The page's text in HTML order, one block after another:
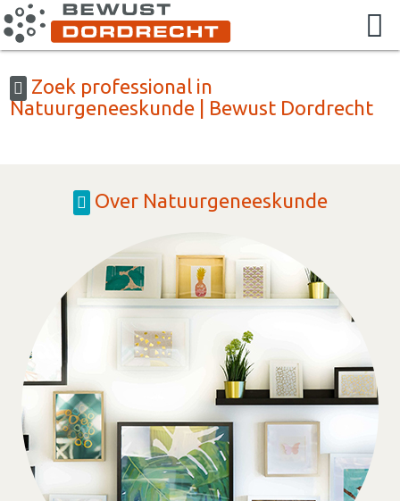
Zoek professional in
Natuurgeneeskunde | Bewust Dordrecht
Over Natuurgeneeskunde